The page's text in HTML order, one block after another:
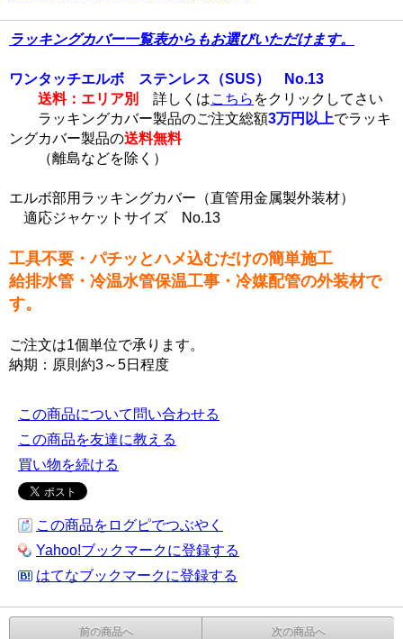
ラッキングカバー一覧表からもお選びいただけます。
ワンタッチエルボ ステンレス（SUS） No.13
送料：エリア別
詳しくはこちら をクリックしてさい
ラッキングカバー製品のご注文総額3万円以上でラッキ
ングカバー製品の送料無料
（離島などを除く）
エルボ部用ラッキングカバー（直管用金属製外装材）
適応ジャケットサイズ No.13
工具不要・パチッとハメ込むだけの簡単施工
給排水管・冷温水管保温工事・冷媒配管の外装材で
す。
ご注文は1個単位で承ります。
納期：原則約3～5日程度
この商品について問い合わせる
この商品を友達に教える
買い物を続ける
この商品をログピでつぶやく
Yahoo!ブックマークに登録する
はてなブックマークに登録する
前の商品へ 次の商品へ